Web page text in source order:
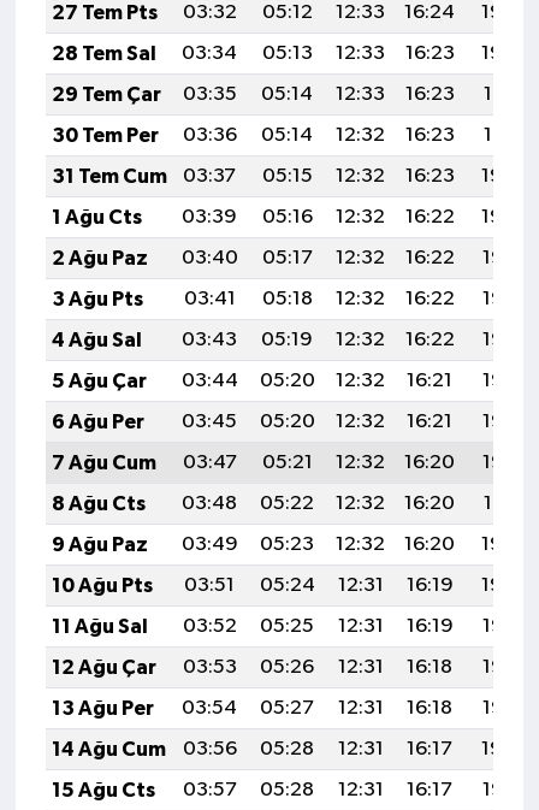
27 Tem Pts
03:32 05:12 12:33 16:24
19:43
28 Tem Sal
03:34 05:13 12:33 16:23
19:42
29 Tem Çar
03:35 05:14 12:33 16:23
19:41
30 Tem Per
03:36 05:14 12:32 16:23
19:41
31 Tem Cum
03:37 05:15 12:32 16:23
19:40
1 Ağu Cts
03:39 05:16 12:32 16:22
19:39
2 Ağu Paz
03:40 05:17 12:32 16:22
19:38
3 Ağu Pts
03:41 05:18 12:32 16:22
19:37
4 Ağu Sal
03:43 05:19 12:32 16:22
19:36
5 Ağu Çar
03:44 05:20 12:32 16:21
19:35
6 Ağu Per
03:45 05:20 12:32 16:21
19:33
7 Ağu Cum
03:47 05:21 12:32 16:20
19:32
8 Ağu Cts
03:48 05:22 12:32 16:20
19:31
9 Ağu Paz
03:49 05:23 12:32 16:20
19:30
10 Ağu Pts
03:51 05:24 12:31 16:19
19:29
11 Ağu Sal
03:52 05:25 12:31 16:19
19:28
12 Ağu Çar
03:53 05:26 12:31 16:18
19:27
13 Ağu Per
03:54 05:27 12:31 16:18
19:25
14 Ağu Cum
03:56 05:28 12:31 16:17
19:24
15 Ağu Cts
03:57 05:28 12:31 16:17
19:23